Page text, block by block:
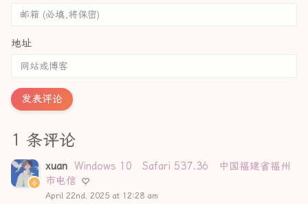
地址
发表评论
1 条评论
xuan Windows 10 Safari 537.36
中国福建省福州
市电信
April 22nd, 2025 at 12:28 am